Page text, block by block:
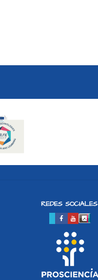
REDES SOCIALES